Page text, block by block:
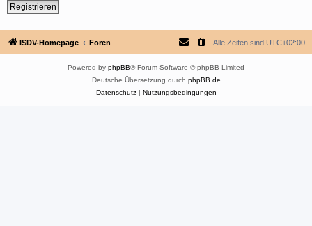
Registrieren
ISDV-Homepage Foren Alle Zeiten sind UTC+02:00
Powered by phpBB® Forum Software © phpBB Limited
Deutsche Übersetzung durch phpBB.de
Datenschutz| Nutzungsbedingungen